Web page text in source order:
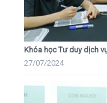
Khóa học Tư duy dịch
27/07/2024